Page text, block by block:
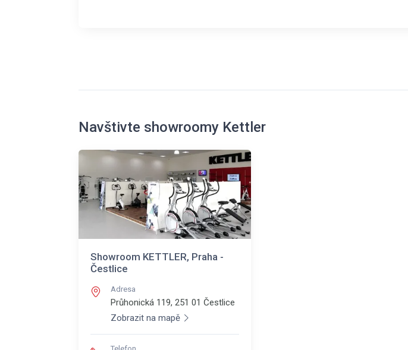
Navštivte showroomy Kettler
Showroom KETTLER, Praha -
Čestlice
Adresa
Průhonická 119, 251 01 Čestlice
Zobrazit na mapě